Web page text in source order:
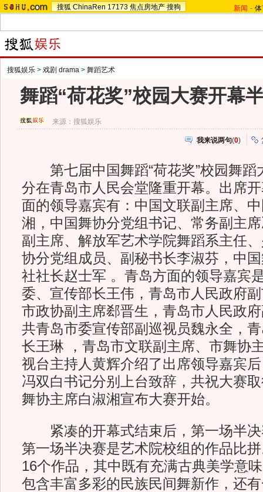
搜狐 ChinaRen 17173 焦点房地产 搜狗 新闻 -
搜狐娱乐 > 戏剧 drama > 舞蹈艺术
舞蹈“荷花奖”校园大赛开幕
来源：搜狐娱乐
我来说两句(0)
第七届中国舞蹈“荷花奖”校园舞蹈
分在青岛市人民会堂隆重开幕。出席
面的领导嘉宾有：中国文联副主席、
湘，中国舞协分党组书记、常务副主
副主席、解放军艺术学院舞蹈系主任
协分党组成员、副秘书长李淑芬，中
社社长赵士军 。青岛方面的领导嘉宾
委、宣传部长王伟，青岛市人民政府
市政协副主席郄晋生，青岛市人民政
共青岛市委宣传部副巡视员魏永全，
长王琳 ，青岛市文联副主席、市舞协
视台主持人黄辉介绍了出席领导嘉宾
冯双白书记分别上台致辞，共祝大赛
舞协主席白淑湘宣布大赛开始。
紧凑的开幕式结束后，第一场半决
第一场半决赛是艺术院校组的作品比
16个作品，其中既有充满古典美学意
包含丰富多彩的民族民间舞新作，还